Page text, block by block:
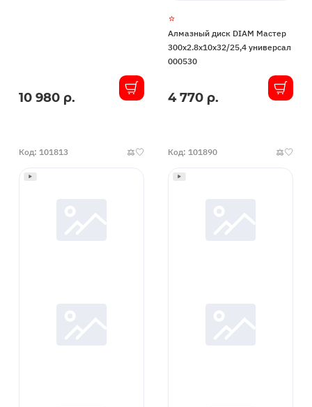
В
10 980 р.
Алмазный диск DIAM Мастер
300x2.8x10x32/25,4 универсал
000530
В
4 770 р.
Код: 101813 Код: 101890